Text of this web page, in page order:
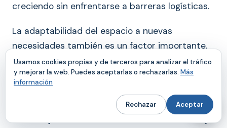
creciendo sin enfrentarse a barreras logísticas.
La adaptabilidad del espacio a nuevas
necesidades también es un factor importante.
Un entorno de trabajo que pueda ajustarse a
diferentes configuraciones y usos es invaluable
incluye la posibilidad de reconfigurar las zonas
Usamos cookies propias y de terceros para analizar el tráfico
y mejorar la web. Puedes aceptarlas o rechazarlas. Más
información
Rechazar Aceptar